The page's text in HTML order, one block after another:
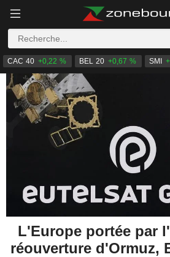
CAC 40 +0,22 % BEL 20 +0,67 % SMI
L'Europe portée par
réouverture d'Ormuz,